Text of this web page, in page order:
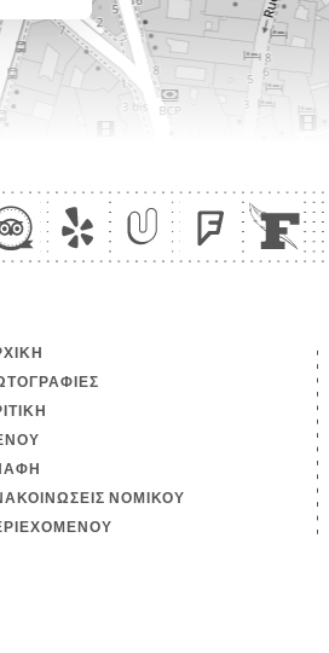
ΝΟΜΙΚΟΎ